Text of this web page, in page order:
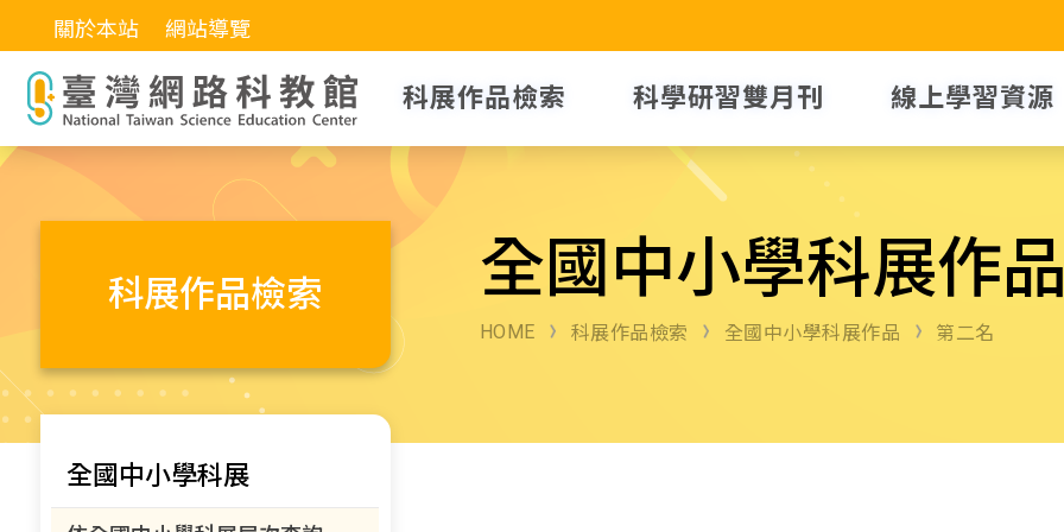
關於本站 網站導覽
科展作品檢索 科學研習雙月刊 線上學習資源
科展作品檢索 全國中小學科展作
HOME 科展作品檢索 全國中小學科展作品 第二名
全國中小學科展